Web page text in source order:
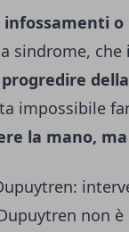
infossamenti
sindrome, che
impossibile
la mano,
non